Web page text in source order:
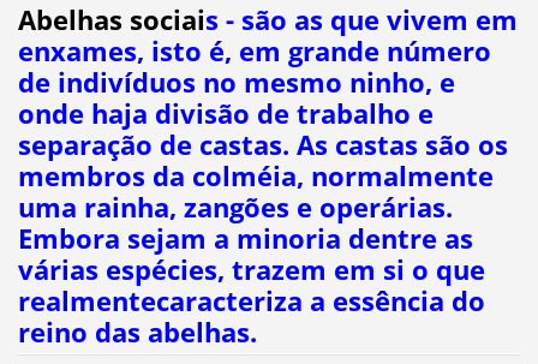
Abelhas sociais - são as que vivem em
enxames, isto é, em grande número
de indivíduos no mesmo ninho, e
onde haja divisão de trabalho e
separação de castas. As castas são os
membros da colméia, normalmente
uma rainha, zangões e operárias.
Embora sejam a minoria dentre as
várias espécies, trazem em si o que
realmentecaracteriza a essência do
reino das abelhas.